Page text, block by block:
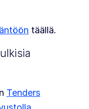
täällä.
Tenders